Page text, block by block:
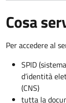
Cosa
Per accedere al
SPID
d’identità
(CNS)
tutta la